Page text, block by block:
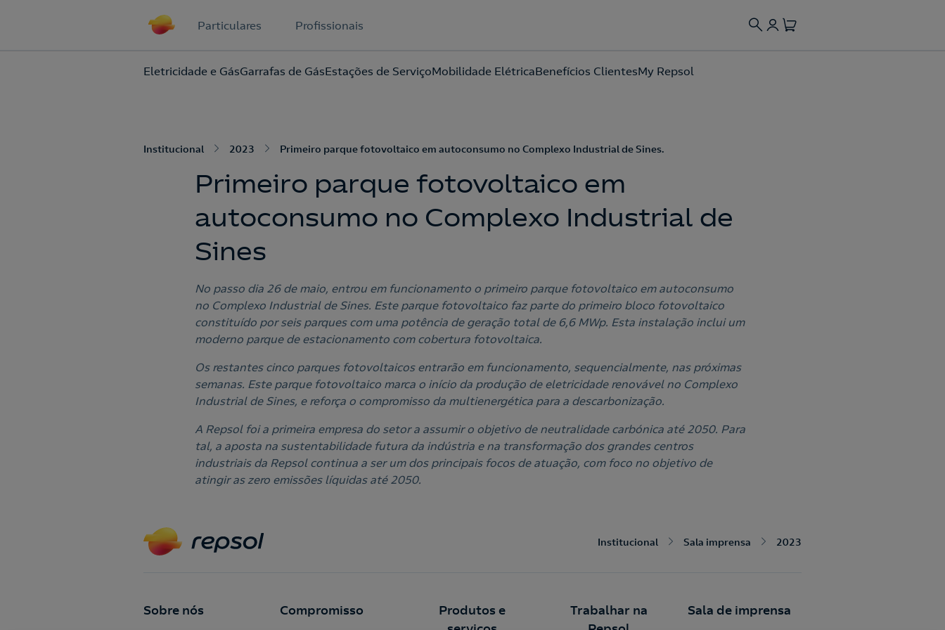
Particulares Profissionais
Eletricidade e GásGarrafas de GásEstações de ServiçoMobilidade ElétricaBenefícios ClientesMy Repsol
Acepto la política de protección de datos.
Institucional 2023 Primeiro parque fotovoltaico em autoconsumo no Complexo Industrial de Sines.
Primeiro parque fotovoltaico em
autoconsumo no Complexo Industrial de
Sines
No passo dia 26 de maio, entrou em funcionamento o primeiro parque fotovoltaico em autoconsumo
no Complexo Industrial de Sines. Este parque fotovoltaico faz parte do primeiro bloco fotovoltaico
constituído por seis parques com uma potência de geração total de 6,6 MWp. Esta instalação inclui um
moderno parque de estacionamento com cobertura fotovoltaica.
Os restantes cinco parques fotovoltaicos entrarão em funcionamento, sequencialmente, nas próximas
semanas. Este parque fotovoltaico marca o início da produção de eletricidade renovável no Complexo
Industrial de Sines, e reforça o compromisso da multienergética para a descarbonização.
A Repsol foi a primeira empresa do setor a assumir o objetivo de neutralidade carbónica até 2050. Para
tal, a aposta na sustentabilidade futura da indústria e na transformação dos grandes centros
industriais da Repsol continua a ser um dos principais focos de atuação, com foco no objetivo de
atingir as zero emissões líquidas até 2050.
Institucional Sala imprensa 2023
Sobre nós Compromisso
Produtos e
Trabalhar na
Sala de imprensa